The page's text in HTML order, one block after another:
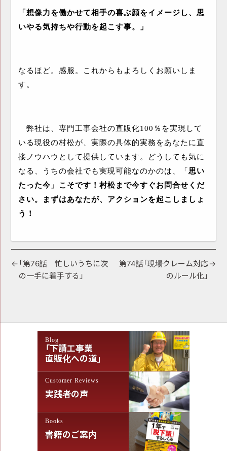
「想像力を働かせて相手の喜ぶ顔をイメージし、思
いやる気持ちや行動を起こす事。」
なるほど。感服。これからもよろしくお願いしま
す。
弊社は、専門工事会社の直販化100 ％を実現して
いる現役の村松が、実際の具体的実務をあなたに直
接ノウハウとして提供しています。どうしても気に
なる、うちの会社でも実現可能なのかのは、「 思い
たった今」こそです！村松まで今すぐお問合せくだ
さい。まずはあなたが、アクションを起こしましょ
う！
投
稿
ゲ
第74話「現場クレーム対応
のルール化」
「第76話 忙しいうちに次
の一手に着手する」
Blog
「下請工事業
直販化への道」
Customer Reviews
実践者の声
Books
書籍のご案内